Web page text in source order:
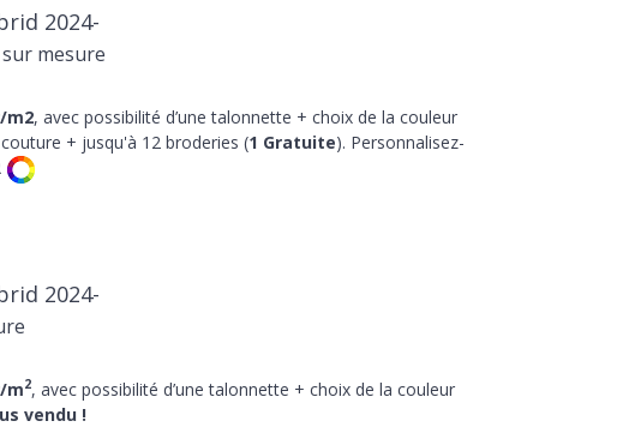
2024-
mesure
m2, avec possibilité d’une talonnette + choix de la couleur
+ jusqu'à 12 broderies (1 Gratuite). Personnalisez-
2024-
m2, avec possibilité d’une talonnette + choix de la couleur
vendu !